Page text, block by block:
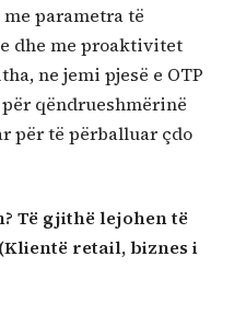
parametra të
dhe me proaktivitet
ne jemi pjesë e OTP
qëndrueshmërinë
për të përballuar çdo
Të gjithë lejohen të
retail, biznes i